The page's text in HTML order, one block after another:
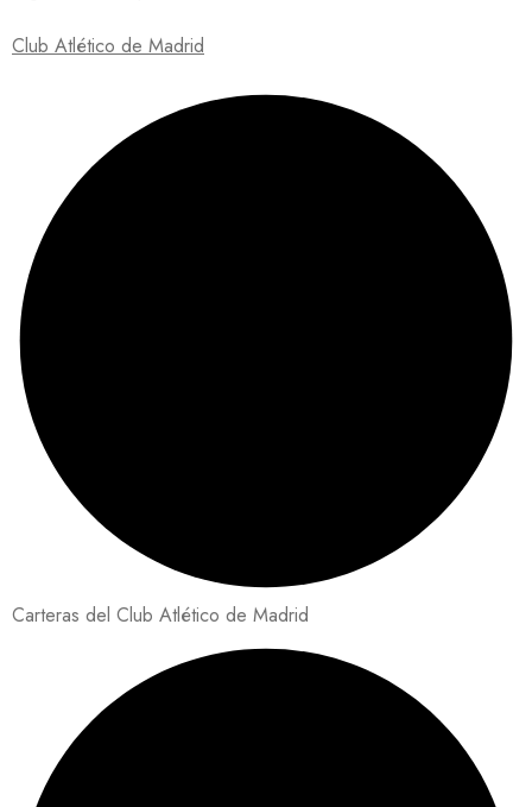
Club Atlético de Madrid
Carteras del Club Atlético de Madrid